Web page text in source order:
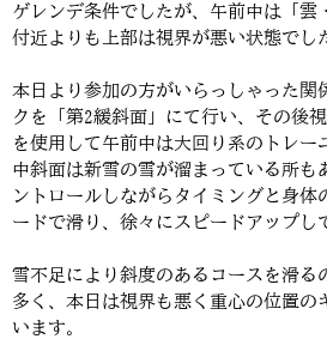
ゲレンデ条件でしたが、午前中は「雲
付近よりも上部は視界が悪い状態でし
本日より参加の方がいらっしゃった関
クを「第2緩斜面」にて行い、その後
を使用して午前中は大回り系のトレー
中斜面は新雪の雪が溜まっている所も
ントロールしながらタイミングと身体
ードで滑り、徐々にスピードアップし
雪不足により斜度のあるコースを滑る
多く、本日は視界も悪く重心の位置の
います。